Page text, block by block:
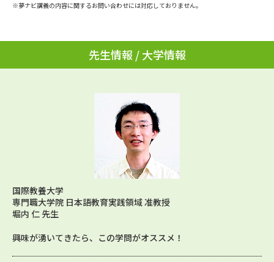
ユーザーサポート
大学進学IDについて
受付内容・発送状況の確認
個人情報取扱規定
特定商取引表記
訂正のご案内
※夢ナビ講義の内容に関するお問い合わせには対応しておりません。
先生情報 / 大学情報
国際教養大学
専門職大学院 日本語教育実践領域 准教授
堀内 仁 先生
興味が湧いてきたら、この学問がオススメ！